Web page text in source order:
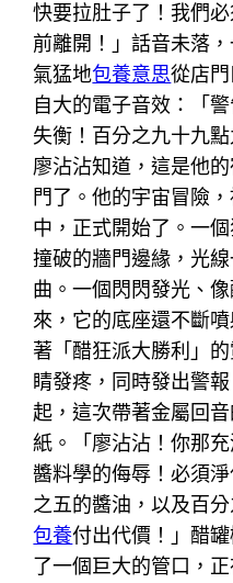
快要拉肚子了！我們
前離開！」話音未落
氣猛地包養意思從店
自大的電子音效：「
失衡！百分之九十九
廖沾沾知道，這是他
門了。他的宇宙冒險
中，正式開始了。一
撞破的牆門邊緣，光
曲。一個閃閃發光、
來，它的底座還不斷
著「醋狂派大勝利」
睛發疼，同時發出警
起，這次帶著金屬回
紙。「廖沾沾！你那
醬料學的侮辱！必須
之五的醬油，以及百
包養付出代價！」醋
了一個巨大的管口，